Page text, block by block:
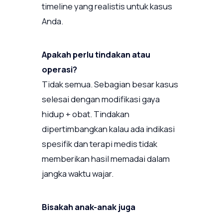
timeline yang realistis untuk kasus
Anda.
Apakah perlu tindakan atau
operasi?
Tidak semua. Sebagian besar kasus
selesai dengan modifikasi gaya
hidup + obat. Tindakan
dipertimbangkan kalau ada indikasi
spesifik dan terapi medis tidak
memberikan hasil memadai dalam
jangka waktu wajar.
Bisakah anak-anak juga